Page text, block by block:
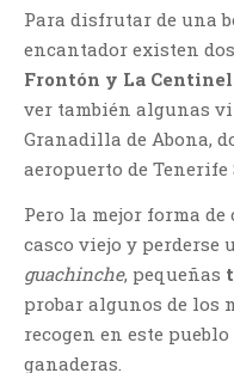
Para disfrutar de una
encantador existen
Frontón y La
ver también algunas
Granadilla de Abona,
aeropuerto de Tenerife
Pero la mejor forma
casco viejo y perderse
guachinche, pequeñas
probar algunos de los
recogen en este
ganaderas.